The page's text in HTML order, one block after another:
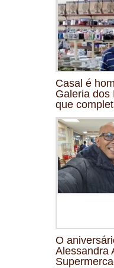
Casal é
Galeria dos
que
O
Alessandra